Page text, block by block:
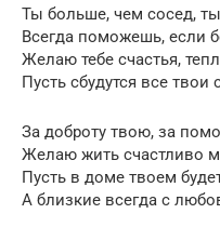
Ты больше, чем сосед,
Всегда поможешь, если
Желаю тебе счастья,
Пусть сбудутся все твои
За доброту твою, за
Желаю жить счастливо
Пусть в доме твоем
А близкие всегда с